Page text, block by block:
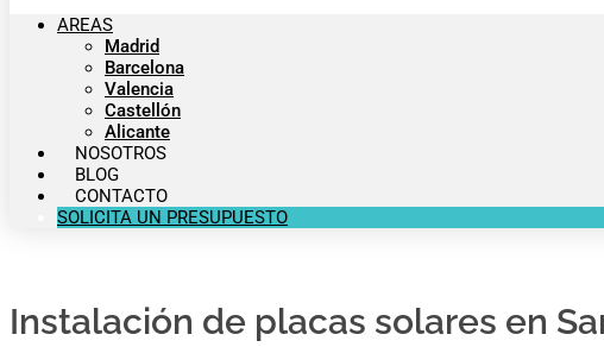
AREAS
Madrid
Barcelona
Valencia
Castellón
Alicante
NOSOTROS
BLOG
CONTACTO
SOLICITA UN PRESUPUESTO
Instalación de placas solares en